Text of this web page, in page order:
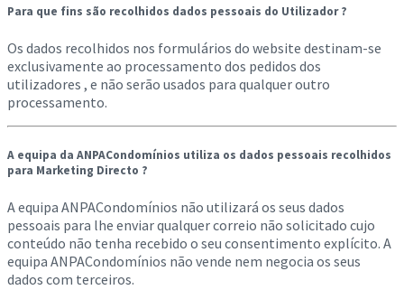
Para que fins são recolhidos dados pessoais do Utilizador ?
Os dados recolhidos nos formulários do website destinam-se
exclusivamente ao processamento dos pedidos dos
utilizadores , e não serão usados para qualquer outro
processamento.
A equipa da ANPACondomínios utiliza os dados pessoais recolhidos
para Marketing Directo ?
A equipa ANPACondomínios não utilizará os seus dados
pessoais para lhe enviar qualquer correio não solicitado cujo
conteúdo não tenha recebido o seu consentimento explícito. A
equipa ANPACondomínios não vende nem negocia os seus
dados com terceiros.